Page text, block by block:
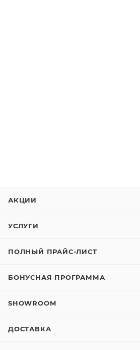
АКЦИИ
УСЛУГИ
ПОЛНЫЙ ПРАЙС-ЛИСТ
БОНУСНАЯ ПРОГРАММА
SHOWROOM
ДОСТАВКА